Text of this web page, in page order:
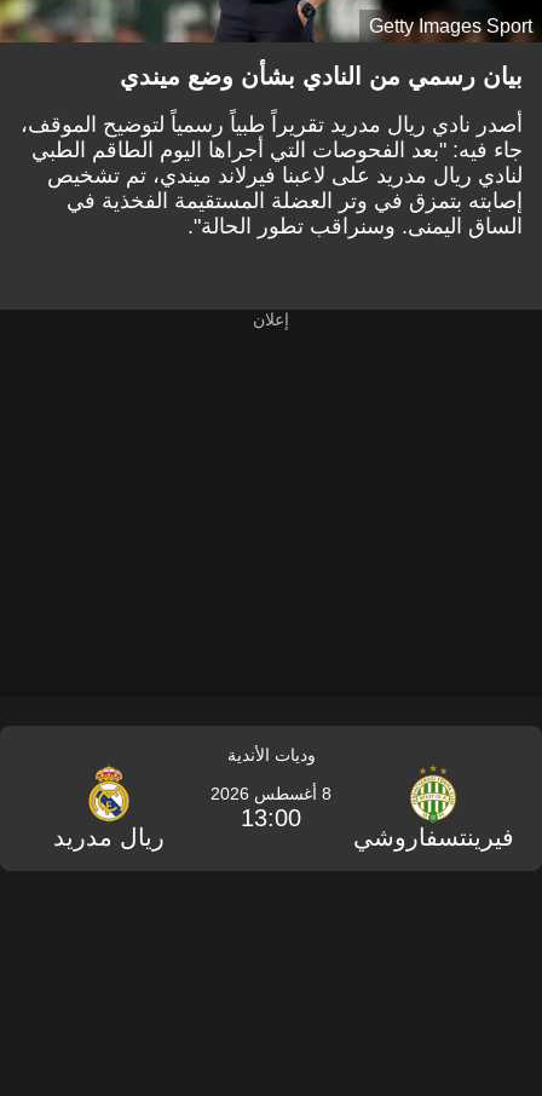
Getty Images Sport
بيان رسمي من النادي بشأن وضع ميندي
أصدر نادي ريال مدريد تقريراً طبياً رسمياً لتوضيح الموقف،
جاء فيه: "بعد الفحوصات التي أجراها اليوم الطاقم الطبي
لنادي ريال مدريد على لاعبنا فيرلاند ميندي، تم تشخيص
إصابته بتمزق في وتر العضلة المستقيمة الفخذية في
الساق اليمنى. وسنراقب تطور الحالة".
وديات الأندية
فيرينتسفاروشي
8 أغسطس 2026
13:00
ريال مدريد